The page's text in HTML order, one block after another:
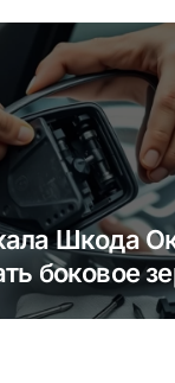
Шкода
боковое